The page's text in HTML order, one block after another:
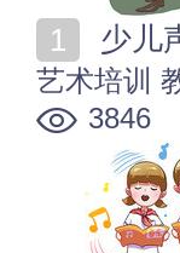
少儿
艺术培训
3846